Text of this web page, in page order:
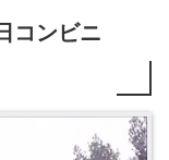
コンビニ